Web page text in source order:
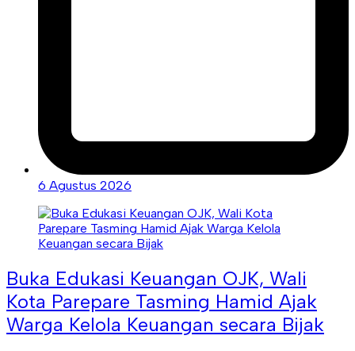
6 Agustus 2026
Buka Edukasi Keuangan OJK, Wali
Kota Parepare Tasming Hamid Ajak
Warga Kelola Keuangan secara Bijak